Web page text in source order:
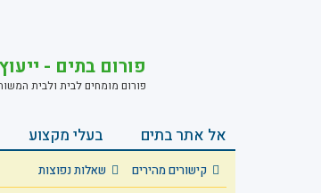
פורום בתים -
פורום מומחים לבית ולבית
אל אתר בתים בעלי מקצוע
קישורים מהירים שאלות נפוצות